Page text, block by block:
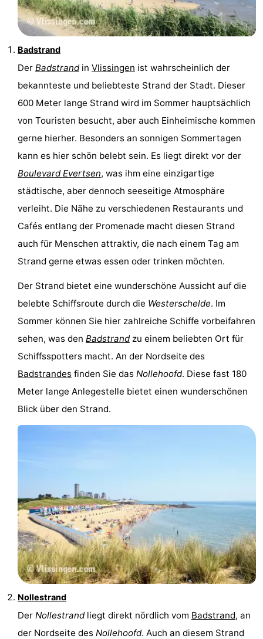
Badstrand
Der Badstrandin Vlissingen ist wahrscheinlich der
bekannteste und beliebteste Strand der Stadt. Dieser
600 Meter lange Strand wird im Sommer hauptsächlich
von Touristen besucht, aber auch Einheimische kommen
gerne hierher. Besonders an sonnigen Sommertagen
kann es hier schön belebt sein. Es liegt direkt vor der
Boulevard Evertsen, was ihm eine einzigartige
städtische, aber dennoch seeseitige Atmosphäre
verleiht. Die Nähe zu verschiedenen Restaurants und
Cafés entlang der Promenade macht diesen Strand
auch für Menschen attraktiv, die nach einem Tag am
Strand gerne etwas essen oder trinken möchten.
Der Strand bietet eine wunderschöne Aussicht auf die
belebte Schiffsroute durch die Westerschelde. Im
Sommer können Sie hier zahlreiche Schiffe vorbeifahren
sehen, was den Badstrandzu einem beliebten Ort für
Schiffsspotters macht. An der Nordseite des
Badstrandes finden Sie das Nollehoofd. Diese fast 180
Meter lange Anlegestelle bietet einen wunderschönen
Blick über den Strand.
Nollestrand
Der Nollestrandliegt direkt nördlich vom Badstrand, an
der Nordseite des Nollehoofd. Auch an diesem Strand